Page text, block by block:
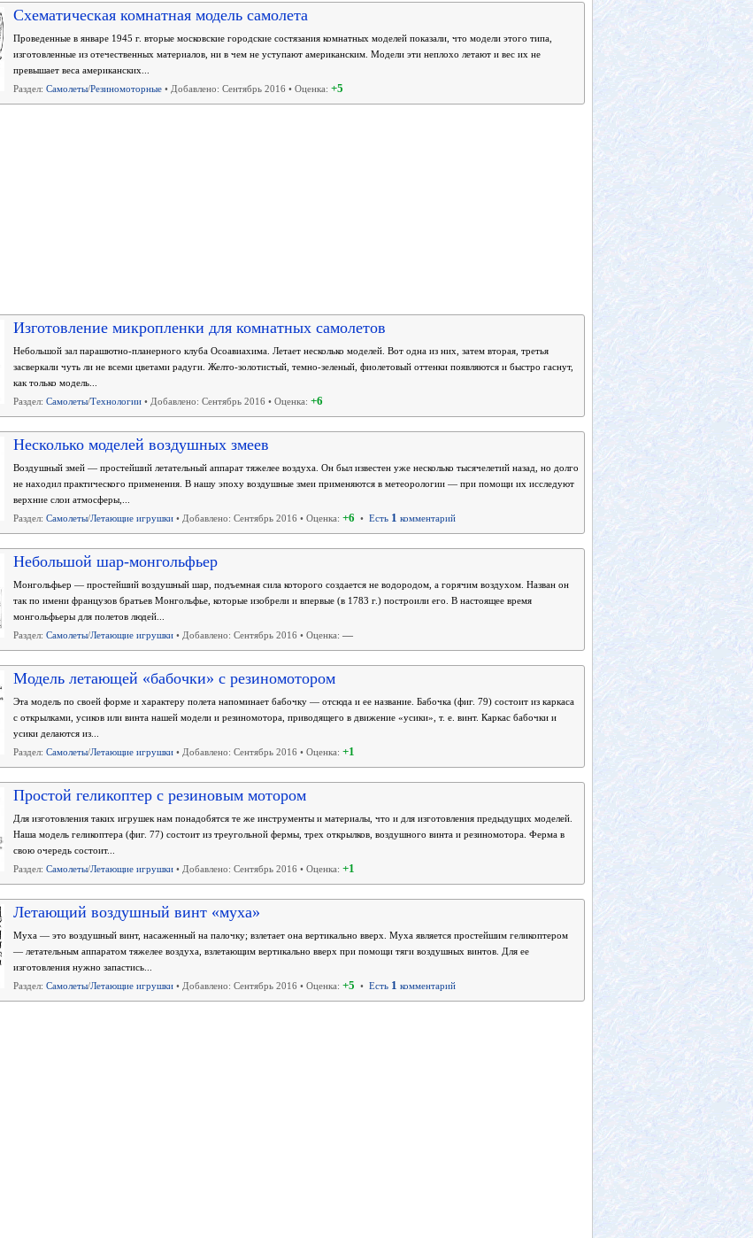
Схематическая комнатная модель самолета
Проведенные в январе 1945 г. вторые московские городские состязания комнатных моделей показали, что модели этого типа,
изготовленные из отечественных материалов, ни в чем не уступают американским. Модели эти неплохо летают и вес их не
превышает веса американских...
Раздел: Самолеты/Резиномоторные • Добавлено: Сентябрь 2016 • Оценка: +5
Изготовление микропленки для комнатных самолетов
Небольшой зал парашютно-планерного клуба Осоавиахима. Летает несколько моделей. Вот одна из них, затем вторая, третья
засверкали чуть ли не всеми цветами радуги. Желто-золотистый, темно-зеленый, фиолетовый оттенки появляются и быстро гаснут,
как только модель...
Раздел: Самолеты/Технологии • Добавлено: Сентябрь 2016 • Оценка: +6
Несколько моделей воздушных змеев
Воздушный змей — простейший летательный аппарат тяжелее воздуха. Он был известен уже несколько тысячелетий назад, но долго
не находил практического применения. В нашу эпоху воздушные змеи применяются в метеорологии — при помощи их исследуют
верхние слои атмосферы,...
Раздел: Самолеты/Летающие игрушки • Добавлено: Сентябрь 2016 • Оценка: +6 • Есть 1 комментарий
Небольшой шар-монгольфьер
Монгольфьер — простейший воздушный шар, подъемная сила которого создается не водородом, а горячим воздухом. Назван он
так по имени французов братьев Монгольфье, которые изобрели и впервые (в 1783 г.) построили его. В настоящее время
монгольфьеры для полетов людей...
Раздел: Самолеты/Летающие игрушки • Добавлено: Сентябрь 2016 • Оценка: —
Модель летающей «бабочки» с резиномотором
Эта модель по своей форме и характеру полета напоминает бабочку — отсюда и ее название. Бабочка (фиг. 79) состоит из каркаса
с открылками, усиков или винта нашей модели и резиномотора, приводящего в движение «усики», т. е. винт. Каркас бабочки и
усики делаются из...
Раздел: Самолеты/Летающие игрушки • Добавлено: Сентябрь 2016 • Оценка: +1
Простой геликоптер с резиновым мотором
Для изготовления таких игрушек нам понадобятся те же инструменты и материалы, что и для изготовления предыдущих моделей.
Наша модель геликоптера (фиг. 77) состоит из треугольной фермы, трех открылков, воздушного винта и резиномотора. Ферма в
свою очередь состоит...
Раздел: Самолеты/Летающие игрушки • Добавлено: Сентябрь 2016 • Оценка: +1
Летающий воздушный винт «муха»
Муха — это воздушный винт, насаженный на палочку; взлетает она вертикально вверх. Муха является простейшим геликоптером
— летательным аппаратом тяжелее воздуха, взлетающим вертикально вверх при помощи тяги воздушных винтов. Для ее
изготовления нужно запастись...
Раздел: Самолеты/Летающие игрушки • Добавлено: Сентябрь 2016 • Оценка: +5 • Есть 1 комментарий